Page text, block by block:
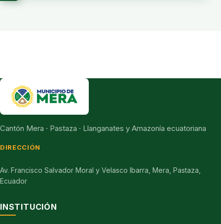
Cantón Mera · Pastaza · Llanganates y Amazonía ecuatoriana
DIRECCIÓN
Av. Francisco Salvador Moral y Velasco Ibarra, Mera, Pastaza,
Ecuador
INSTITUCIÓN